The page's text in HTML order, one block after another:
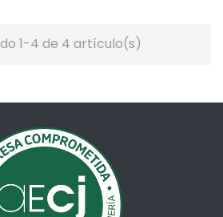
1-4 de 4 artículo(s)